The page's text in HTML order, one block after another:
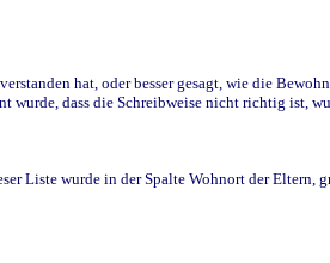
hat, oder besser gesagt, wie die
dass die Schreibweise nicht richtig ist,
Liste wurde in der Spalte Wohnort der Eltern,